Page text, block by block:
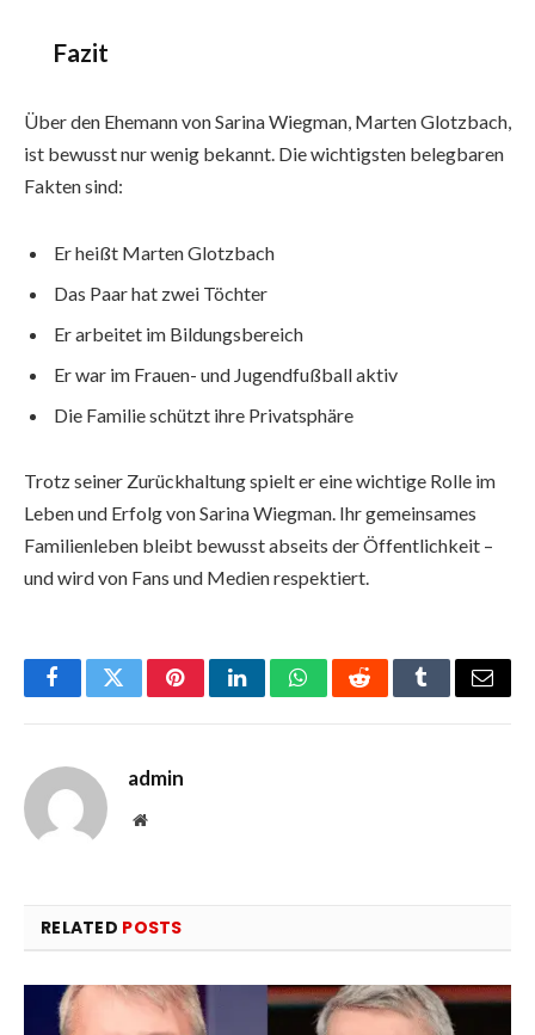
Fazit
Über den Ehemann von Sarina Wiegman, Marten Glotzbach,
ist bewusst nur wenig bekannt. Die wichtigsten belegbaren
Fakten sind:
Er heißt Marten Glotzbach
Das Paar hat zwei Töchter
Er arbeitet im Bildungsbereich
Er war im Frauen- und Jugendfußball aktiv
Die Familie schützt ihre Privatsphäre
Trotz seiner Zurückhaltung spielt er eine wichtige Rolle im
Leben und Erfolg von Sarina Wiegman. Ihr gemeinsames
Familienleben bleibt bewusst abseits der Öffentlichkeit –
und wird von Fans und Medien respektiert.
FacebookTwitterPinterestLinkedInWhatsAppRedditTumblrEmail
admin
Website
RELATED POSTS